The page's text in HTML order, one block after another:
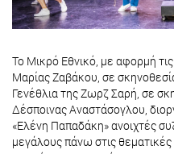
Το Μικρό Εθνικό, με αφορμή
Μαρίας Ζαβάκου, σε
Γενέθλια της Ζωρζ Σαρή, σε
Δέσποινας Αναστάσογλου,
«Ελένη Παπαδάκη» ανοιχτές
μεγάλους πάνω στις